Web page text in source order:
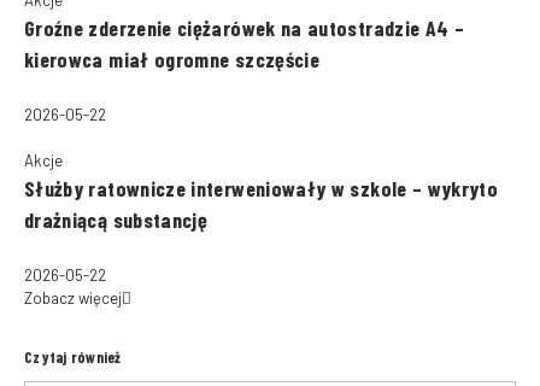
Groźne zderzenie ciężarówek na autostradzie A4 –
kierowca miał ogromne szczęście
2026-05-22
Akcje
Służby ratownicze interweniowały w szkole – wykryto
drażniącą substancję
2026-05-22
Zobacz więcej
Czytaj również